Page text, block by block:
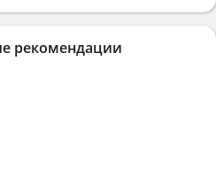
рекомендации